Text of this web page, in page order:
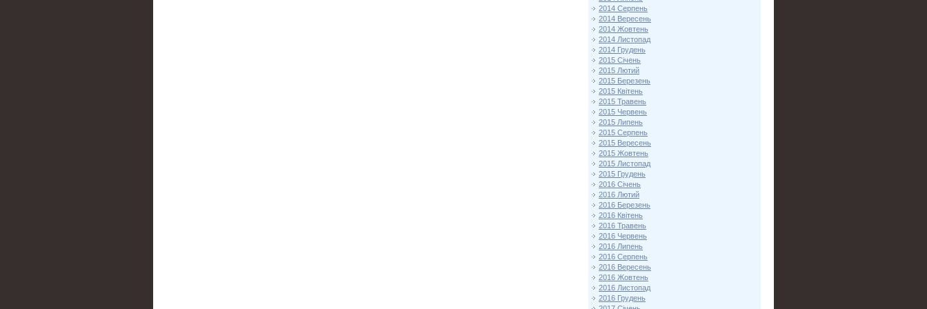
2014 Серпень
2014 Вересень
2014 Жовтень
2014 Листопад
2014 Грудень
2015 Січень
2015 Лютий
2015 Березень
2015 Квітень
2015 Травень
2015 Червень
2015 Липень
2015 Серпень
2015 Вересень
2015 Жовтень
2015 Листопад
2015 Грудень
2016 Січень
2016 Лютий
2016 Березень
2016 Квітень
2016 Травень
2016 Червень
2016 Липень
2016 Серпень
2016 Вересень
2016 Жовтень
2016 Листопад
2016 Грудень